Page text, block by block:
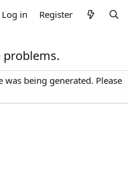
Log in Register
problems.
being generated. Please